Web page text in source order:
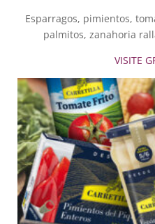
Esparragos, pimientos,
palmitos, zanahoria
VISITE